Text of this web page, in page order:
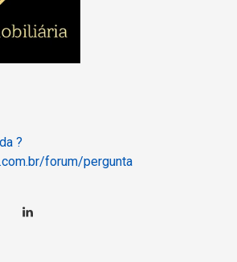
?
forum/pergunta
Linkedin